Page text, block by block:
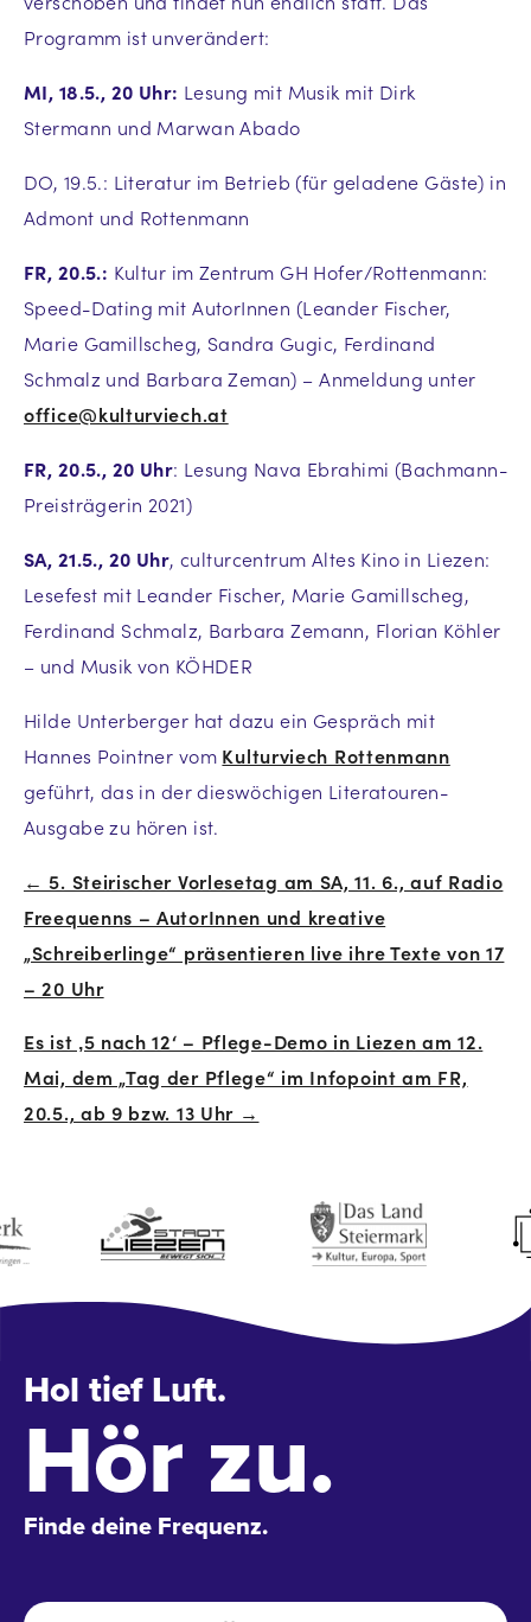
Programm ist unverändert:
MI, 18.5., 20 Uhr: Lesung mit Musik mit Dirk
Stermann und Marwan Abado
DO, 19.5.: Literatur im Betrieb (für geladene Gäste) in
Admont und Rottenmann
FR, 20.5.: Kultur im Zentrum GH Hofer/Rottenmann:
Speed-Dating mit AutorInnen (Leander Fischer,
Marie Gamillscheg, Sandra Gugic, Ferdinand
Schmalz und Barbara Zeman) – Anmeldung unter
office@kulturviech.at
FR, 20.5., 20 Uhr: Lesung Nava Ebrahimi (Bachmann-
Preisträgerin 2021)
SA, 21.5., 20 Uhr, culturcentrum Altes Kino in Liezen:
Lesefest mit Leander Fischer, Marie Gamillscheg,
Ferdinand Schmalz, Barbara Zemann, Florian Köhler
– und Musik von KÖHDER
Hilde Unterberger hat dazu ein Gespräch mit
Hannes Pointner vom Kulturviech Rottenmann
geführt, das in der dieswöchigen Literatouren-
Ausgabe zu hören ist.
Beitrags-
Navigation
← 5. Steirischer Vorlesetag am SA, 11. 6., auf Radio
Freequenns – AutorInnen und kreative
„Schreiberlinge“ präsentieren live ihre Texte von 17
– 20 Uhr
Es ist ‚5 nach 12‘ – Pflege-Demo in Liezen am 12.
Mai, dem „Tag der Pflege“ im Infopoint am FR,
20.5., ab 9 bzw. 13 Uhr →
Hol tief Luft.
Hör zu.
Finde deine Frequenz.
Name *